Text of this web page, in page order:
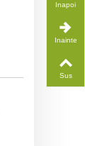
Inapoi
Inainte
Sus